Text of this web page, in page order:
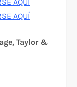
AQUÍ
AQUÍ
Taylor &